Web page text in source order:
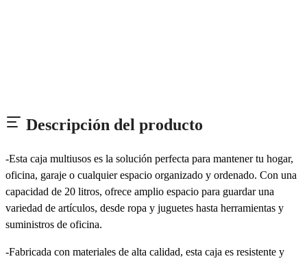
Descripción del producto
-Esta caja multiusos es la solución perfecta para mantener tu hogar,
oficina, garaje o cualquier espacio organizado y ordenado. Con una
capacidad de 20 litros, ofrece amplio espacio para guardar una
variedad de artículos, desde ropa y juguetes hasta herramientas y
suministros de oficina.
-Fabricada con materiales de alta calidad, esta caja es resistente y